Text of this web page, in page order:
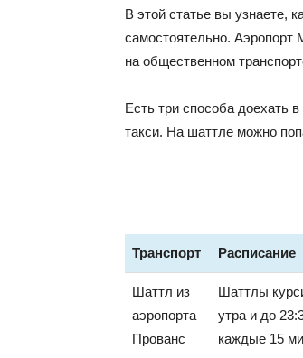
В этой статье вы узнаете,
самостоятельно. Аэропорт
на общественном
Есть три способа доехать
такси. На шаттле можно
Транспорт Расписание
Шаттл из
аэропорта
Прованс
Шаттлы
утра и до
каждые 15